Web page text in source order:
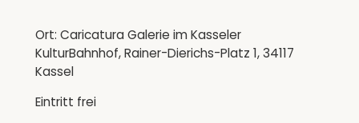
Ort: Caricatura Galerie im Kasseler
KulturBahnhof, Rainer-Dierichs-Platz 1, 34117
Kassel
Eintritt frei